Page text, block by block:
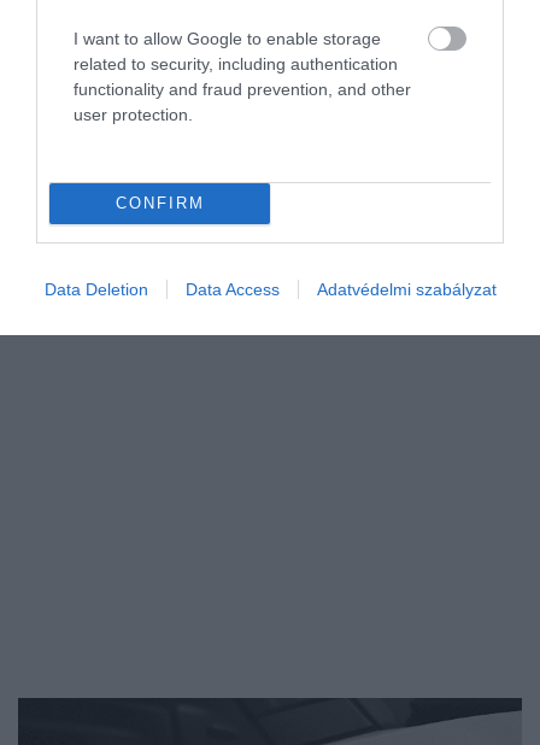
I want to allow Google to enable storage
related to security, including authentication
functionality and fraud prevention, and other
user protection.
CONFIRM
Data Deletion Data Access Adatvédelmi szabályzat
kerékpárok
indulásával jelentős drágulás lép életbe, és megszűnik az eddigi